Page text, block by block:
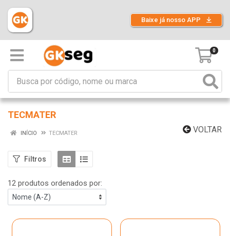
Baixe já nosso APP
0
TECMATER
VOLTAR
INÍCIO TECMATER
Filtros
12 produtos ordenados por: